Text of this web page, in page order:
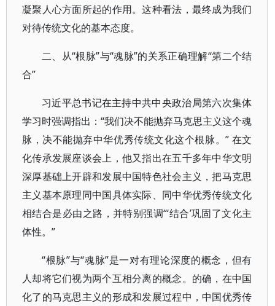
凝聚人心方面所起的作用。这种看法，最终成为我们
对待传统文化的基本态度。
二、从“根脉”与“魂脉”的关系正确理解“第二个结
合”
习近平总书记在主持中共中央政治局第六次集体
学习时强调指出：“我们决不能抛弃马克思主义这个魂
脉，决不能抛弃中华优秀传统文化这个根脉。” 在文
化传承发展座谈会上，他又指出在五千多年中华文明
深厚基础上开辟和发展中国特色社会主义，把马克思
主义基本原理同中国具体实际、同中华优秀传统文化
相结合是必由之路，并特别强调“‘结合’巩固了文化主
体性。”
“根脉”与“魂脉”是一对有理论深度的概念，但有
人却将它们视为两个互相分离的概念。的确，在中国
化了的马克思主义的形成和发展过程中，中国优秀传